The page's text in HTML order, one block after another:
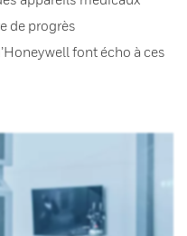
de progrès
font écho à ces